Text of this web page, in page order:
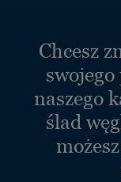
Chcesz
naszego
ślad